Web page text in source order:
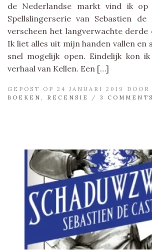
de Nederlandse markt vind ik
Spellslingerserie van Sebastien de
verscheen het langverwachte derde
Ik liet alles uit mijn handen vallen en
snel mogelijk open. Eindelijk kon
verhaal van Kellen. Een […]
GEPOST OP 24 JANUARI 2019 DOOR
BOEKEN
RECENSIE / 3 COMMENTS